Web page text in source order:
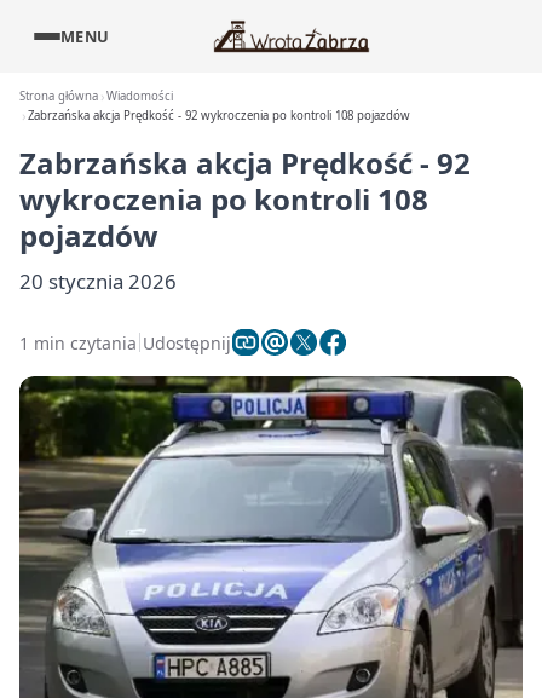
MENU
Strona główna Wiadomości
Zabrzańska akcja Prędkość - 92 wykroczenia po kontroli 108 pojazdów
Zabrzańska akcja Prędkość - 92
wykroczenia po kontroli 108
pojazdów
20 stycznia 2026
1 min czytania Udostępnij